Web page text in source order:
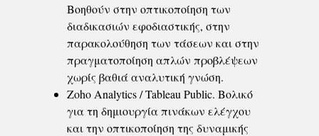
Βοηθούν στην οπτικοποίηση των
διαδικασιών εφοδιαστικής, στην
παρακολούθηση των τάσεων και στην
πραγματοποίηση απλών προβλέψεων
χωρίς βαθιά αναλυτική γνώση.
Zoho Analytics / Tableau Public. Βολικό
για τη δημιουργία πινάκων ελέγχου
και την οπτικοποίηση της δυναμικής